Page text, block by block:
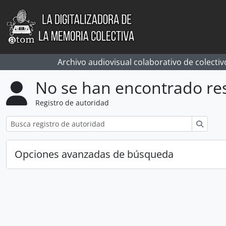
Skip to main content
Archivo audiovisual colaborativo de
No se han encontrado
Registro de autoridad
Opciones avanzadas de búsqueda